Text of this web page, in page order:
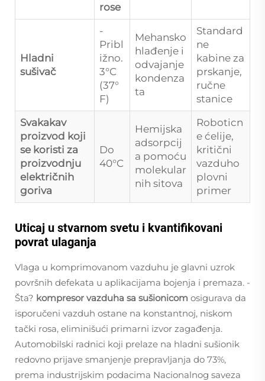
rose
Hladni
sušivač
-
Pribl
ižno.
3°C
(37°
F)
Mehansko
hlađenje i
odvajanje
kondenza
ta
Standard
ne
kabine za
prskanje,
ručne
stanice
Svakakav
proizvod koji
se koristi za
proizvodnju
električnih
goriva
Do
40°C
Hemijska
adsorpcij
a pomoću
molekular
nih sitova
Roboticn
e ćelije,
kritični
vazduho
plovni
primer
Uticaj u stvarnom svetu i kvantifikovani
povrat ulaganja
Vlaga u komprimovanom vazduhu je glavni uzrok
površnih defekata u aplikacijama bojenja i premaza. -
Šta? kompresor vazduha sa sušionicom osigurava da
isporučeni vazduh ostane na konstantnoj, niskom
tački rosa, eliminišući primarni izvor zagađenja.
Automobilski radnici koji prelaze na hladni sušionik
redovno prijave smanjenje prepravljanja do 73%,
prema industrijskim podacima Nacionalnog saveza